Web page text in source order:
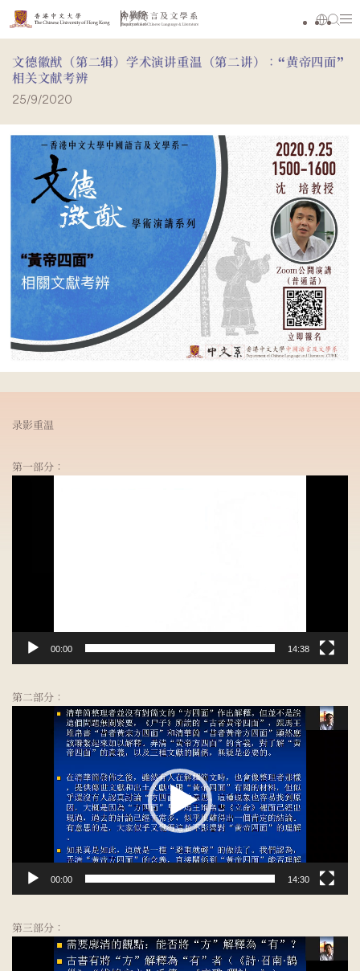
文德徽猷（第二辑）学术演讲重温（第二讲）：“黄帝四面”
相关文献考辨
25/9/2020
录影重温
第一部分：
00:00 14:38
第二部分：
00:00 14:30
第三部分：